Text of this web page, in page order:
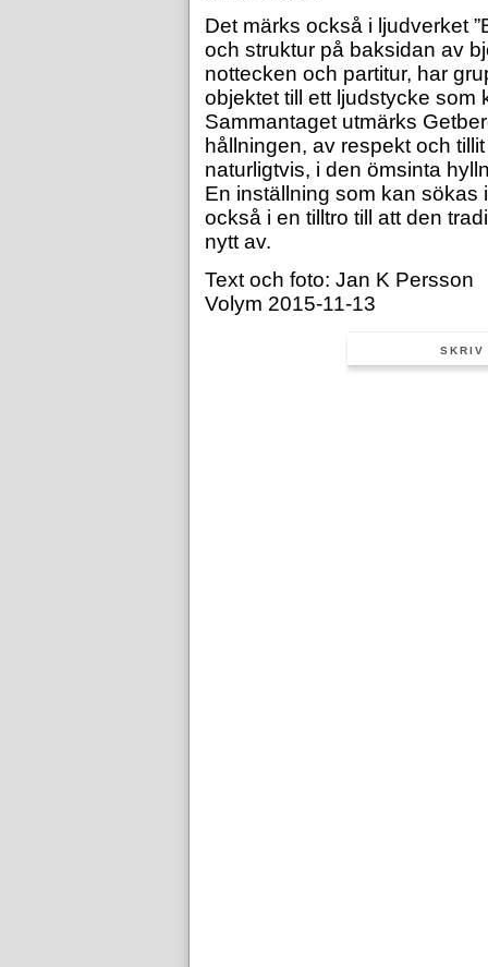
Det märks också i ljudverket
och struktur på baksidan av
nottecken och partitur, har
objektet till ett ljudstycke som
Sammantaget utmärks
hållningen, av respekt och
naturligtvis, i den ömsinta
En inställning som kan sökas
också i en tilltro till att den
nytt av.
Text och foto: Jan K Persson
Volym 2015-11-13
SKRIV